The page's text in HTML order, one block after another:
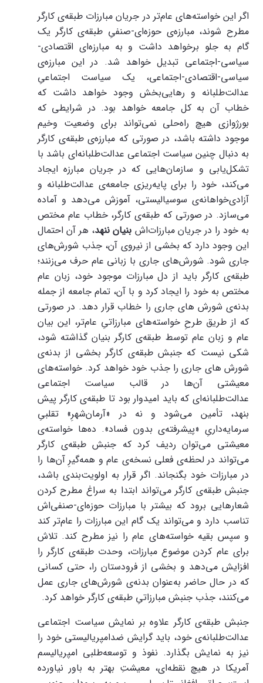
اگر این خواسته‌های عام‌تر در جریان مبارزات طبقه‌ی کارگر
مطرح شوند، مبارزه‌ی حوزه‌ای-صنفیِ طبقه‌ی کارگر یک
گام به جلو برخواهد داشت و به مبارزه‌ای اقتصادی-
سیاسی-اجتماعی تبدیل خواهد شد. در این مبارزه‌ی
سیاسی-اقتصادی-اجتماعی، یک سیاست اجتماعیِ
عدالت‌طلبانه و رهایی‌بخش وجود خواهد داشت که
خطاب آن به کل جامعه خواهد بود. در شرایطی که
بورژوازی هیچ راه‌حلی نمی‌تواند برای وضعیت وخیم
موجود داشته باشد، در صورتی که مبارزه‌ی طبقه‌ی کارگر
به دنبال چنین سیاست اجتماعی عدالت‌طلبانه‌ای باشد با
تشکل‌یابی و سازمان‌هایی که در جریان مبارزه ایجاد
می‌کند، خود را برای پایه‌ریزی جامعه‌ی عدالت‌طلبانه و
آزادی‌خواهانه‌ی سوسیالیستی، آموزش می‌دهد و آماده
می‌سازد. در صورتی که طبقه‌ی کارگر، خطاب عام مختص
به خود را در جریان مبارزات‌اش بنیان ننهد، هر آن احتمال
این وجود دارد که بخشی از نیروی آن، جذب شورش‌های
جاری شود. شورش‌های جاری با زبانی عام حرف می‌زنند؛
طبقه‌ی کارگر باید از دل مبارزات موجود خود، زبان عام
مختص به خود را ایجاد کرد و با آن، تمام جامعه از جمله
بدنه‌ی شورش های جاری را خطاب قرار دهد. در صورتی
که از طریق طرحِ خواسته‌های مبارزاتیِ عام‌تر، این بیان
عام و زبان عام توسط طبقه‌ی کارگر بنیان گذاشته شود،
شکی نیست که جنبش طبقه‌ی کارگر بخشی از بدنه‌ی
شورش های جاری را جذب خود خواهد کرد. خواسته‌های
معیشتی آن‌ها در قالب سیاست اجتماعی
عدالت‌طلبانه‌ای که باید امیدوار بود تا طبقه‌ی کارگر پیش
بنهد، تأمین می‌شود و نه در «آرمان‌شهرِ» تقلبیِ
سرمایه‌داریِ «پیشرفته‌ی بدون فساد». ده‌ها خواسته‌ی
معیشتی می‌توان ردیف کرد که جنبش طبقه‌ی کارگر
می‌تواند در لحظه‌ی فعلی نسخه‌ی عام و همه‌گیرِ آن‌ها را
در مبارزات خود بگنجاند. اگر قرار به اولویت‌بندی باشد،
جنبش طبقه‌ی کارگر می‌تواند ابتدا به سراغ مطرح کردن
شعارهایی برود که بیشتر با مبارزات حوزه‌ای-صنفی‌اش
تناسب دارد و می‌تواند یک گام این مبارزات را عام‌تر کند
و سپس بقیه خواسته‌های عام را نیز مطرح کند. تلاش
برای عام کردن موضوع مبارزات، وحدت طبقه‌ی کارگر را
افزایش می‌دهد و بخشی از فرودستان را، حتی کسانی
که در حال حاضر به‌عنوان بدنه‌ی شورش‌های جاری عمل
می‌کنند، جذب جنبش مبارزاتیِ طبقه‌ی کارگر خواهد کرد.
جنبش طبقه‌ی کارگر علاوه بر نمایش سیاست اجتماعی
عدالت‌طلبانه‌ی خود، باید گرایش ضدامپریالیستی خود را
نیز به نمایش بگذارد. نفوذ و توسعه‌طلبی امپریالیسم
آمریکا در هیچ نقطه‌ای، معیشتِ بهتر به باور نیاورده